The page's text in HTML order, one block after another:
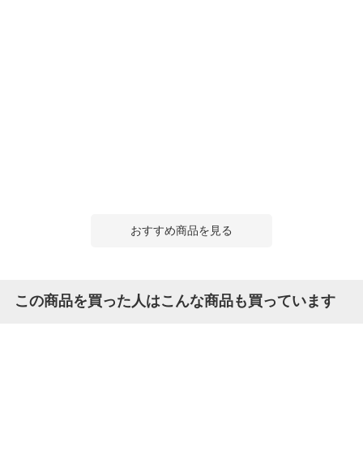
おすすめ商品を見る
この商品を買った人はこんな商品も買っています